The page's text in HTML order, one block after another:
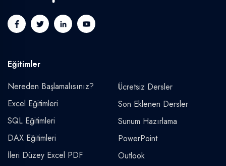
Eğitimler
Nereden Başlamalısınız?
Excel Eğitimleri
SQL Eğitimleri
DAX Eğitimleri
İleri Düzey Excel PDF
Ücretsiz Dersler
Son Eklenen Dersler
Sunum Hazırlama
PowerPoint
Outlook